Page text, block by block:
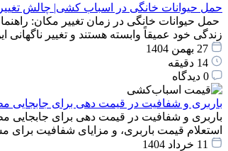
حمل حیوانات خانگی در اسباب کشی| چالش
حمل حیوانات خانگی در زمان تغییر مکان:
زندگی خود عمیقاً وابسته هستند و تغییر
27 بهمن 1404
14 دقیقه
0 دیدگاه
باربری و شفافیت در قیمت دهی برای جابجایی
باربری و شفافیت در قیمت دهی برای جابجایی
استعلام قیمت باربری، و مزایای شفافیت برای
11 خرداد 1404